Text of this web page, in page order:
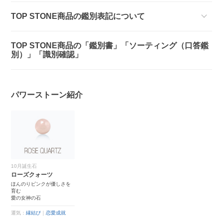
TOP STONE商品の鑑別表記について
TOP STONE商品の「鑑別書」「ソーティング（口答鑑
別）」「識別確認」
パワーストーン紹介
10月誕生石
ローズクォーツ
ほんのりピンクが優しさを
育む
愛の女神の石
運気：縁結び ｜恋愛成就